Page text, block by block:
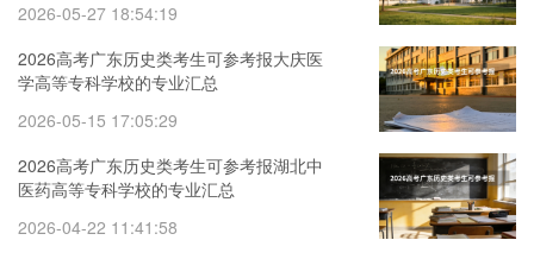
2026-05-27 18:54:19
2026高考广东历史类考生可参考报大庆医
学高等专科学校的专业汇总
2026-05-15 17:05:29
2026高考广东历史类考生可参考报湖北中
医药高等专科学校的专业汇总
2026-04-22 11:41:58